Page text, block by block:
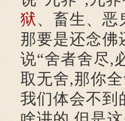
狱 、畜生、恶
那要是还念佛
说“舍者舍尽,
取无舍,那你
我们体会不到